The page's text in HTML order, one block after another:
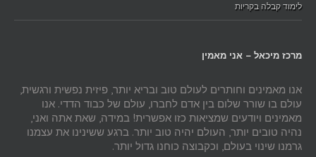
לימוד קבלה בקריות
מרכז מיכאל – אני מאמין
אנו מאמינים וחותרים לעולם טוב ובריא יותר, פיזית נפשית ורגשית,
עולם בו שורר שלום בין אדם לחברו, עולם של כבוד הדדי. אנו
מאמינים ויודעים שמציאות כזו אפשרית! במידה, שאת אתה ואני,
נהיה טובים יותר, העולם יהיה טוב יותר. ברגע ששינינו את עצמנו
גרמנו שינוי בעולם, וכקבוצה כוחנו גדול יותר.